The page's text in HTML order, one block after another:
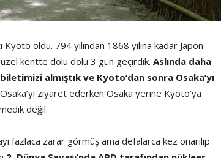
oldu. 794 yılından 1868 yılına kadar Japon
kentte dolu dolu 3 gün geçirdik. Aslında daha
almıştık ve Kyoto’dan sonra Osaka’yı
ziyaret ederken Osaka yerine Kyoto’ya
değil.
fazlaca zarar görmüş ama defalarca kez onarılıp